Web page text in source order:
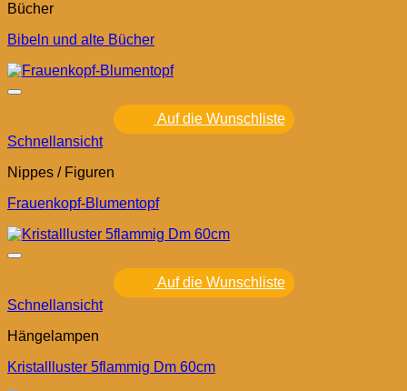
Bücher
Bibeln und alte Bücher
Auf die Wunschliste
Schnellansicht
Nippes / Figuren
Frauenkopf-Blumentopf
Auf die Wunschliste
Schnellansicht
Hängelampen
Kristallluster 5flammig Dm 60cm